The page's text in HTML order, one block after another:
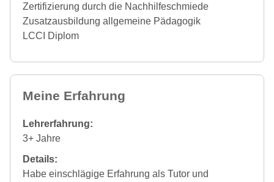
Zertifizierung durch die Nachhilfeschmiede
Zusatzausbildung allgemeine Pädagogik
LCCI Diplom
Meine Erfahrung
Lehrerfahrung:
3+ Jahre
Details:
Habe einschlägige Erfahrung als Tutor und